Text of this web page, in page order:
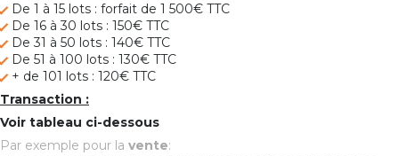
De 1 à 15 lots : forfait de 1 500€ TTC
De 16 à 30 lots : 150€ TTC
De 31 à 50 lots : 140€ TTC
De 51 à 100 lots : 130€ TTC
+ de 101 lots : 120€ TTC
Transaction :
Voir tableau ci-dessous
Par exemple pour la vente: